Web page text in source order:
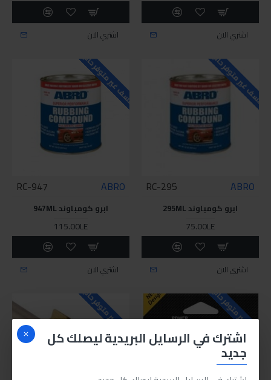
اشترك في الرسايل البريدية ليصلك كل
جديد
اشتري الان اشتري الان
للاسف غير متوفر حاليا
ABRO
RC-295
ابرو كومباوند 295ML
75.00LE
اشتري الان
للاسف غير متوفر حاليا
ABRO
RC-947
ابرو كومباوند 947ML
115.00LE
اشتري الان
للاسف غير متوفر حاليا للاسف غير متوفر حاليا